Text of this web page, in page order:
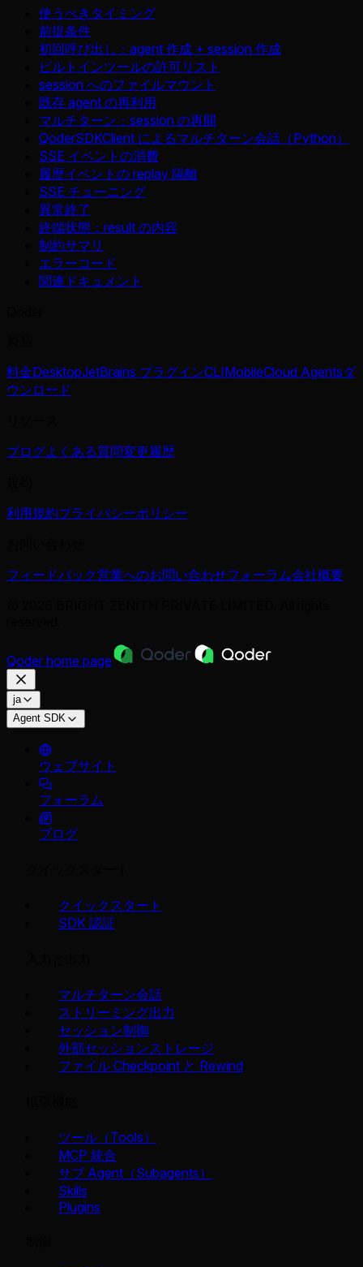
使うべきタイミング
前提条件
初回呼び出し：agent 作成 + session 作成
ビルトインツールの許可リスト
session へのファイルマウント
既存 agent の再利用
マルチターン：session の再開
QoderSDKClient によるマルチターン会話（Python）
SSE イベントの消費
履歴イベントの replay 隔離
SSE チューニング
異常終了
終端状態：result の内容
制約サマリ
エラーコード
関連ドキュメント
料金DesktopJetBrains プラグインCLIMobileCloud Agentsダ
ウンロード
ブログよくある質問変更履歴
利用規約プライバシーポリシー
フィードバック営業へのお問い合わせフォーラム会社概要
Qoder home page
ja
Agent SDK
ウェブサイト
フォーラム
ブログ
クイックスタート
SDK 認証
マルチターン会話
ストリーミング出力
セッション制御
外部セッションストレージ
ファイル Checkpoint と Rewind
ツール（Tools）
MCP 統合
サブ Agent（Subagents）
Skills
Plugins